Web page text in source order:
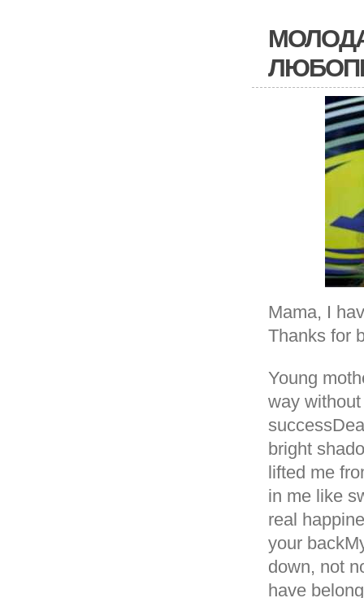
Mama, I
Thanks for
Young
way
bright
lifted me
in me like
real
your
down, not
have